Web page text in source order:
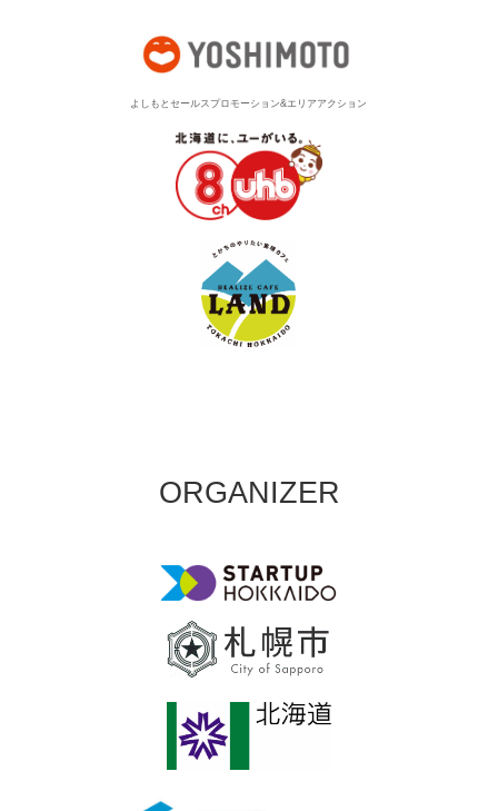
よしもとセールスプロモーション&エリアアクション
ORGANIZER